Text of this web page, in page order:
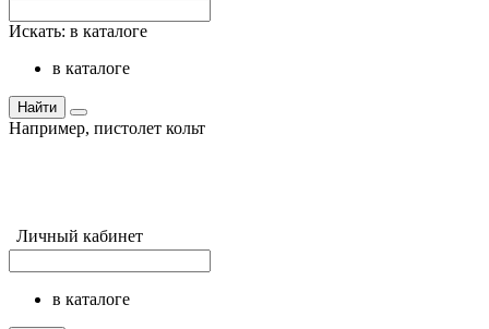
Искать: в каталоге
в каталоге
Найти
Например, пистолет кольт
Личный кабинет
в каталоге